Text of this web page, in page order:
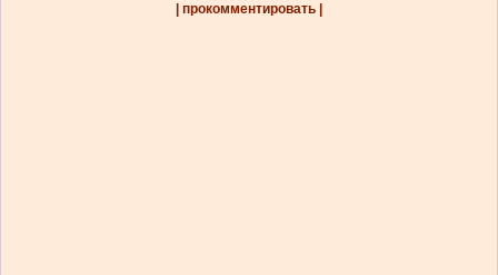
| прокомментировать |